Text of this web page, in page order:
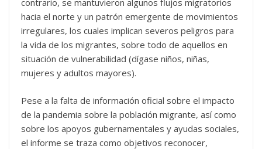
contrario, se mantuvieron algunos flujos migratorios
hacia el norte y un patrón emergente de movimientos
irregulares, los cuales implican severos peligros para
la vida de los migrantes, sobre todo de aquellos en
situación de vulnerabilidad (dígase niños, niñas,
mujeres y adultos mayores).
Pese a la falta de información oficial sobre el impacto
de la pandemia sobre la población migrante, así como
sobre los apoyos gubernamentales y ayudas sociales,
el informe se traza como objetivos reconocer,